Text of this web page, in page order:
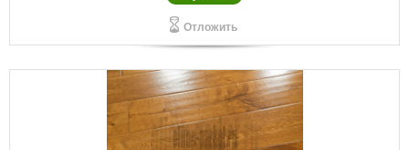
Отложить